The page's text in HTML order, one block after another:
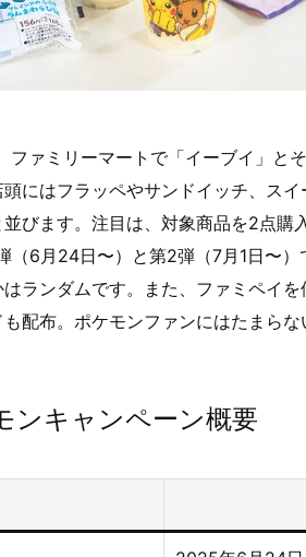
ァミリーマートで「イーブイ」と
にはフラッペやサンドイッチ、ス
びます。注目は、対象商品を2点購
（6月24日〜）と第2弾（7月1日〜
ランダムです。また、ファミペイを
配布。ポケモンファンにはたまらな
ンキャンペーン概要